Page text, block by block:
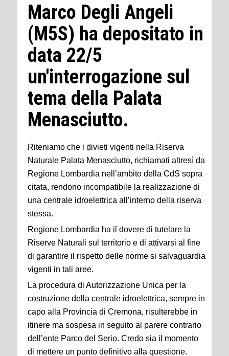
Marco Degli Angeli
(M5S) ha depositato in
data 22/5
un'interrogazione sul
tema della Palata
Menasciutto.
Riteniamo che i divieti vigenti nella Riserva
Naturale Palata Menasciutto, richiamati altresì da
Regione Lombardia nell’ambito della CdS sopra
citata, rendono incompatibile la realizzazione di
una centrale idroelettrica all’interno della riserva
stessa.
Regione Lombardia ha il dovere di tutelare la
Riserve Naturali sul territorio e di attivarsi al fine
di garantire il rispetto delle norme si salvaguardia
vigenti in tali aree.
La procedura di Autorizzazione Unica per la
costruzione della centrale idroelettrica, sempre in
capo alla Provincia di Cremona, risulterebbe in
itinere ma sospesa in seguito al parere contrario
dell’ente Parco del Serio. Credo sia il momento
di mettere un punto definitivo alla questione.